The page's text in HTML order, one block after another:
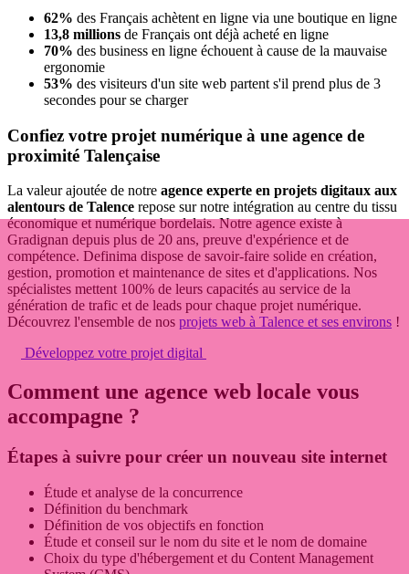
62% des Français achètent en ligne via une boutique en ligne
13,8 millions de Français ont déjà acheté en ligne
70% des business en ligne échouent à cause de la mauvaise
ergonomie
53% des visiteurs d'un site web partent s'il prend plus de 3
secondes pour se charger
Confiez votre projet numérique à une agence de
proximité Talençaise
La valeur ajoutée de notre agence experte en projets digitaux aux
alentours de Talence repose sur notre intégration au centre du tissu
économique et numérique bordelais. Notre agence existe à
Gradignan depuis plus de 20 ans, preuve d'expérience et de
compétence. Definima dispose de savoir-faire solide en création,
gestion, promotion et maintenance de sites et d'applications. Nos
spécialistes mettent 100% de leurs capacités au service de la
génération de trafic et de leads pour chaque projet numérique.
Découvrez l'ensemble de nos projets web à Talence et ses environs !
Développez votre projet digital
Comment une agence web locale vous
accompagne ?
Étapes à suivre pour créer un nouveau site internet
Étude et analyse de la concurrence
Définition du benchmark
Définition de vos objectifs en fonction
Étude et conseil sur le nom du site et le nom de domaine
Choix du type d'hébergement et du Content Management